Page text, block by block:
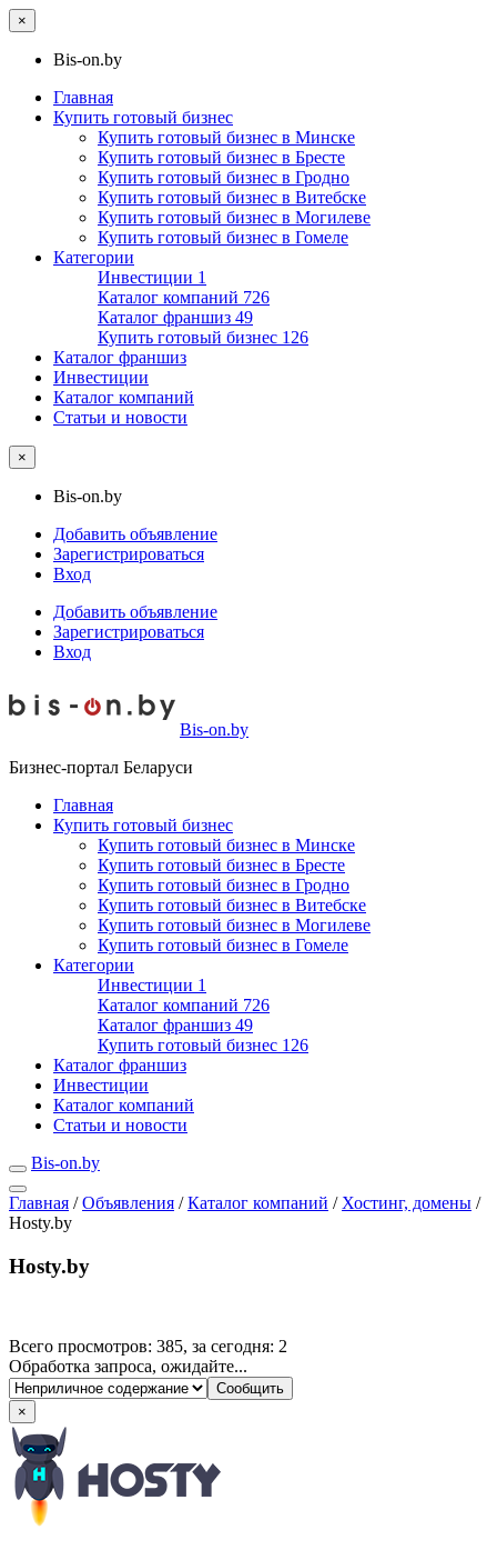
×
Bis-on.by
Главная
Купить готовый бизнес
Купить готовый бизнес в Минске
Купить готовый бизнес в Бресте
Купить готовый бизнес в Гродно
Купить готовый бизнес в Витебске
Купить готовый бизнес в Могилеве
Купить готовый бизнес в Гомеле
Категории
Инвестиции 1
Каталог компаний 726
Каталог франшиз 49
Купить готовый бизнес 126
Каталог франшиз
Инвестиции
Каталог компаний
Статьи и новости
×
Bis-on.by
Добавить объявление
Зарегистрироваться
Вход
Добавить объявление
Зарегистрироваться
Вход
Bis-on.by
Бизнес-портал Беларуси
Главная
Купить готовый бизнес
Купить готовый бизнес в Минске
Купить готовый бизнес в Бресте
Купить готовый бизнес в Гродно
Купить готовый бизнес в Витебске
Купить готовый бизнес в Могилеве
Купить готовый бизнес в Гомеле
Категории
Инвестиции 1
Каталог компаний 726
Каталог франшиз 49
Купить готовый бизнес 126
Каталог франшиз
Инвестиции
Каталог компаний
Статьи и новости
Bis-on.by
Главная / Объявления / Каталог компаний / Хостинг, домены /
Hosty.by
Hosty.by
Всего просмотров: 385, за сегодня: 2
Обработка запроса, ожидайте...
×